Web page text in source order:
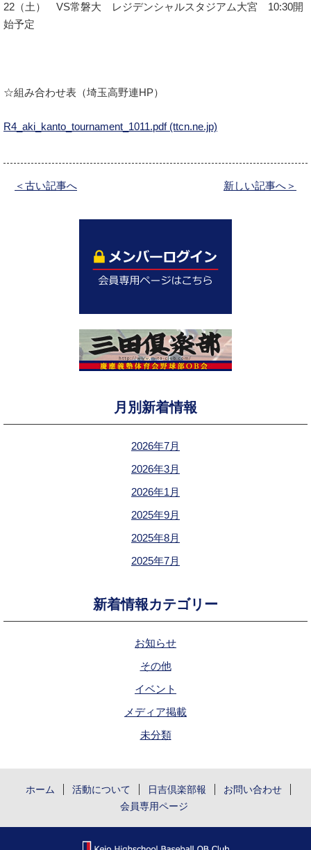
22（土） VS常磐大 レジデンシャルスタジアム大宮 10:30開
始予定
☆組み合わせ表（埼玉高野連HP）
R4_aki_kanto_tournament_1011.pdf (ttcn.ne.jp)
＜古い記事へ 新しい記事へ＞
月別新着情報
2026年7月
2026年3月
2026年1月
2025年9月
2025年8月
2025年7月
新着情報カテゴリー
お知らせ
その他
イベント
メディア掲載
未分類
ホーム 活動について 日吉倶楽部報
お問い合わせ
会員専用ページ